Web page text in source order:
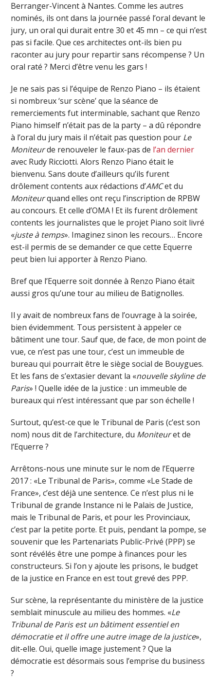
Berranger-Vincent à Nantes. Comme les autres
nominés, ils ont dans la journée passé l’oral devant le
jury, un oral qui durait entre 30 et 45 mn – ce qui n’est
pas si facile. Que ces architectes ont-ils bien pu
raconter au jury pour repartir sans récompense ? Un
oral raté ? Merci d’être venu les gars !
Je ne sais pas si l’équipe de Renzo Piano – ils étaient
si nombreux ‘sur scène’ que la séance de
remerciements fut interminable, sachant que Renzo
Piano himself n’était pas de la party – a dû répondre
à l’oral du jury mais il n’était pas question pour Le
Moniteurde renouveler le faux-pas de l’an dernier
avec Rudy Ricciotti. Alors Renzo Piano était le
bienvenu. Sans doute d’ailleurs qu’ils furent
drôlement contents aux rédactions d’AMCet du
Moniteurquand elles ont reçu l’inscription de RPBW
au concours. Et celle d’OMA ! Et ils furent drôlement
contents les journalistes que le projet Piano soit livré
«juste à temps». Imaginez sinon les recours… Encore
est-il permis de se demander ce que cette Equerre
peut bien lui apporter à Renzo Piano.
Bref que l’Equerre soit donnée à Renzo Piano était
aussi gros qu’une tour au milieu de Batignolles.
Il y avait de nombreux fans de l’ouvrage à la soirée,
bien évidemment. Tous persistent à appeler ce
bâtiment une tour. Sauf que, de face, de mon point de
vue, ce n’est pas une tour, c’est un immeuble de
bureau qui pourrait être le siège social de Bouygues.
Et les fans de s’extasier devant la «nouvelle skyline de
Paris» ! Quelle idée de la justice : un immeuble de
bureaux qui n’est intéressant que par son échelle !
Surtout, qu’est-ce que le Tribunal de Paris (c’est son
nom) nous dit de l’architecture, du Moniteuret de
l’Equerre ?
Arrêtons-nous une minute sur le nom de l’Equerre
2017 : «Le Tribunal de Paris», comme «Le Stade de
France», c’est déjà une sentence. Ce n’est plus ni le
Tribunal de grande Instance ni le Palais de Justice,
mais le Tribunal de Paris, et pour les Provinciaux,
c’est par la petite porte. Et puis, pendant la pompe, se
souvenir que les Partenariats Public-Privé (PPP) se
sont révélés être une pompe à finances pour les
constructeurs. Si l’on y ajoute les prisons, le budget
de la justice en France en est tout grevé des PPP.
Sur scène, la représentante du ministère de la justice
semblait minuscule au milieu des hommes. «Le
Tribunal de Paris est un bâtiment essentiel en
démocratie et il offre une autre image de la justice»,
dit-elle. Oui, quelle image justement ? Que la
démocratie est désormais sous l’emprise du business
?